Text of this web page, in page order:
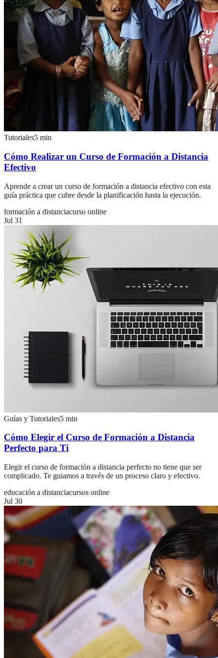
Tutoriales5 min
Cómo Realizar un Curso de Formación a Distancia
Efectivo
Aprende a crear un curso de formación a distancia efectivo con esta
guía práctica que cubre desde la planificación hasta la ejecución.
formación a distanciacurso online
Jul 31
Guías y Tutoriales5 min
Cómo Elegir el Curso de Formación a Distancia
Perfecto para Ti
Elegir el curso de formación a distancia perfecto no tiene que ser
complicado. Te guiamos a través de un proceso claro y efectivo.
educación a distanciacursos online
Jul 30